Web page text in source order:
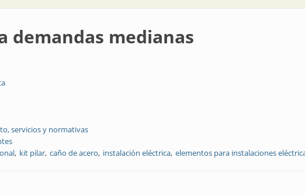
demandas medianas
servicios y normativas
kit pilar caño de acero instalación eléctrica elementos para instalaciones
medianas